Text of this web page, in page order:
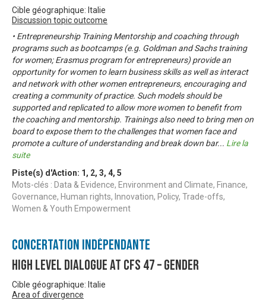
Cible géographique: Italie
Discussion topic outcome
• Entrepreneurship Training Mentorship and coaching through
programs such as bootcamps (e.g. Goldman and Sachs training
for women; Erasmus program for entrepreneurs) provide an
opportunity for women to learn business skills as well as interact
and network with other women entrepreneurs, encouraging and
creating a community of practice. Such models should be
supported and replicated to allow more women to benefit from
the coaching and mentorship. Trainings also need to bring men on
board to expose them to the challenges that women face and
promote a culture of understanding and break down bar... Lire la
suite
Piste(s) d'Action: 1 , 2, 3, 4, 5
Mots-clés : Data & Evidence, Environment and Climate, Finance,
Governance, Human rights, Innovation, Policy, Trade-offs,
Women & Youth Empowerment
Concertation Indépendante
High Level Dialogue at CFS 47 – Gender
Cible géographique: Italie
Area of divergence